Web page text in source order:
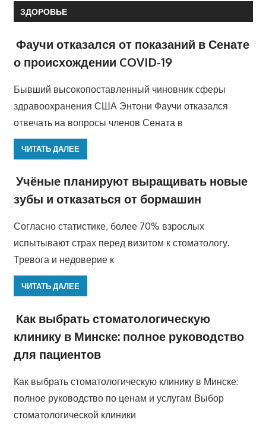
ЗДОРОВЬЕ
Фаучи отказался от показаний в Сенате
о происхождении COVID-19
Бывший высокопоставленный чиновник сферы
здравоохранения США Энтони Фаучи отказался
отвечать на вопросы членов Сената в
ЧИТАТЬ ДАЛЕЕ
Учёные планируют выращивать новые
зубы и отказаться от бормашин
Согласно статистике, более 70% взрослых
испытывают страх перед визитом к стоматологу.
Тревога и недоверие к
ЧИТАТЬ ДАЛЕЕ
Как выбрать стоматологическую
клинику в Минске: полное руководство
для пациентов
Как выбрать стоматологическую клинику в Минске:
полное руководство по ценам и услугам Выбор
стоматологической клиники